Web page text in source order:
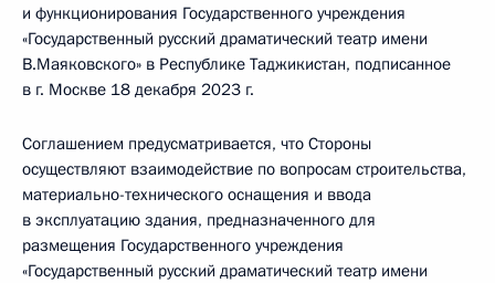
и функционирования Государственного учреждения
«Государственный русский драматический театр имени
В.Маяковского» в Республике Таджикистан, подписанное
в г. Москве 18 декабря 2023 г.
Соглашением предусматривается, что Стороны
осуществляют взаимодействие по вопросам строительства,
материально-технического оснащения и ввода
в эксплуатацию здания, предназначенного для
размещения Государственного учреждения
«Государственный русский драматический театр имени